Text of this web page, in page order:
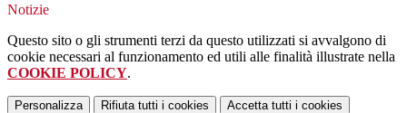
Notizie
Questo sito o gli strumenti terzi da questo utilizzati si avvalgono di
cookie necessari al funzionamento ed utili alle finalità illustrate nella
COOKIE POLICY.
Personalizza Rifiuta tutti i cookies Accetta tutti i cookies